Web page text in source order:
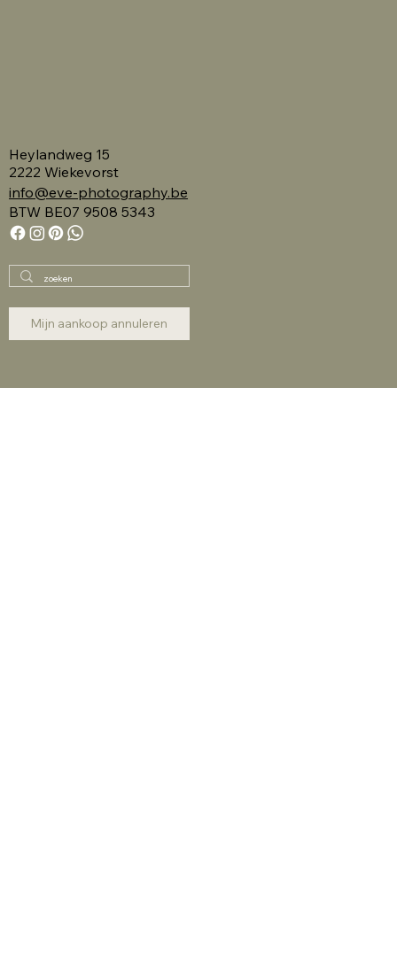
Heylandweg 15
2222 Wiekevorst
info@eve-photography.be
BTW BE07 9508 5343
Mijn aankoop annuleren